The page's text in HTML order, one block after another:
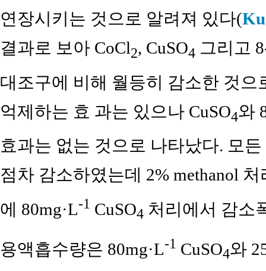
연장시키는 것으로 알려져 있다(
결과로 보아 CoCl2, CuSO4 그리고
대조구에 비해 월등히 감소한 것으
억제하는 효 과는 있으나 CuSO4와
효과는 없는 것으로 나타났다. 모
점차 감소하였는데 2% methanol
에 80mg·L-1 CuSO4 처리에서 감소
용액흡수량은 80mg·L-1 CuSO4와